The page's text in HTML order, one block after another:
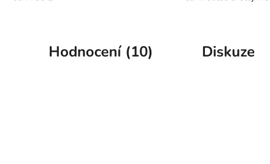
Hodnocení (10) Diskuze